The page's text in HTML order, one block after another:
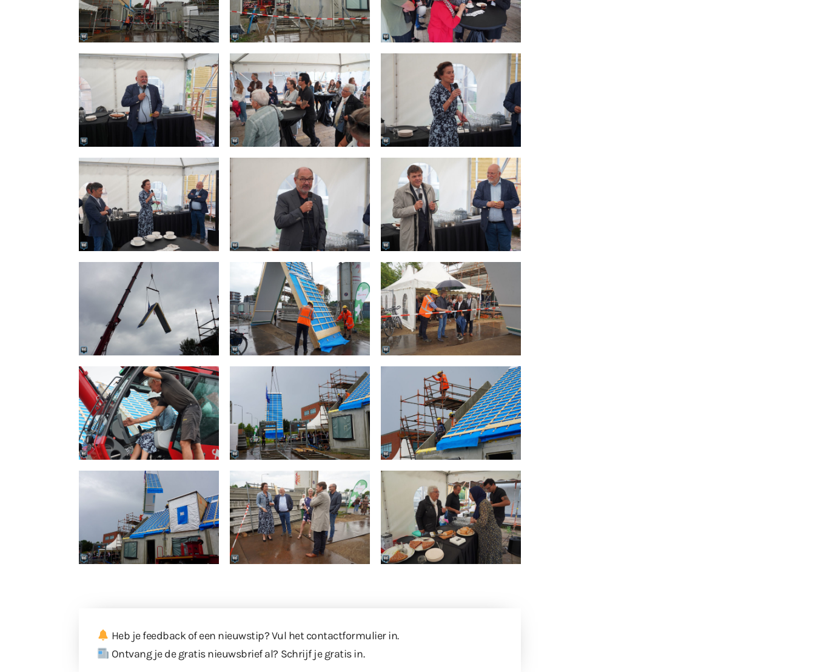
Heb je feedback of een nieuwstip? Vul het contactformulierin.
Ontvang je de gratis nieuwsbrief al? Schrijf je gratis in.